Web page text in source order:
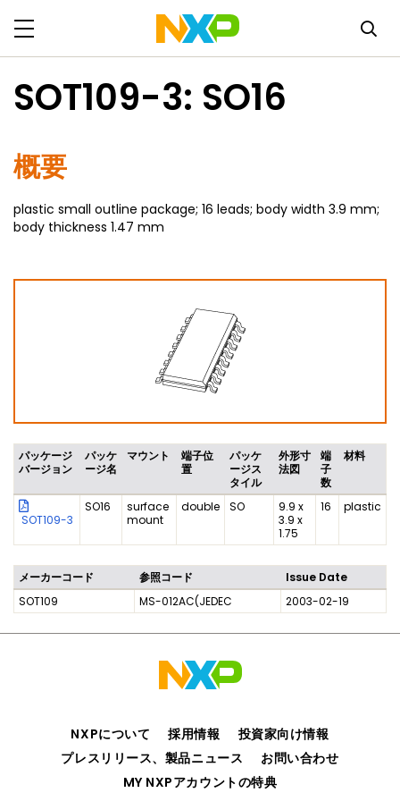
SOT109-3: SO16
概要
plastic small outline package; 16 leads; body width 3.9 mm;
body thickness 1.47 mm
パッケージ
バージョン
パッケ
ージ名
マウント
端子位
置
パッケ
ージス
タイル
外形寸
法図
端
子
数
材料
SOT109-3
SO16
surface
mount
double SO
9.9 x
3.9 x
1.75
16 plastic
メーカーコード 参照コード
Issue Date
SOT109
MS-012AC(JEDEC 2003-02-19
NXPについて 採用情報
投資家向け情報
プレスリリース、製品ニュース
お問い合わせ
MY NXPアカウントの特典